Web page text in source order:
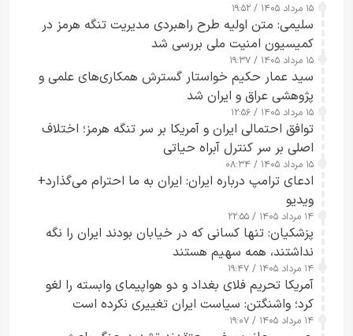
۱۵ مرداد ۱۴۰۵ / ۱۹:۵۲
سلیمی: متن اولیه طرح راهبردی مدیریت تنگه هرمز در
کمیسیون امنیت ملی بررسی شد
۱۵ مرداد ۱۴۰۵ / ۱۹:۳۷
سید عمار حکیم خواستار گسترش همکاری‌های علمی و
پژوهشی عراق و ایران شد
۱۵ مرداد ۱۴۰۵ / ۱۲:۵۶
توافق احتمالی ایران و آمریکا بر سر تنگه هرمز؛ اختلاف
اصلی بر سر کنترل آبراه حیاتی
۱۵ مرداد ۱۴۰۵ / ۰۸:۳۴
ادعای ترامپ درباره ایران: ایران به ما احترام می‌گذارد+
ویدیو
۱۴ مرداد ۱۴۰۵ / ۲۲:۵۵
پزشکیان: تنها کسانی که در خیابان بودند ایران را نگه
نداشتند، همه سهیم هستند
۱۴ مرداد ۱۴۰۵ / ۱۹:۴۷
آمریکا تحریم فلای بغداد و دو هواپیمای وابسته را لغو
کرد؛ واشنگتن: سیاست ایران تغییری نکرده است
۱۴ مرداد ۱۴۰۵ / ۱۹:۰۷